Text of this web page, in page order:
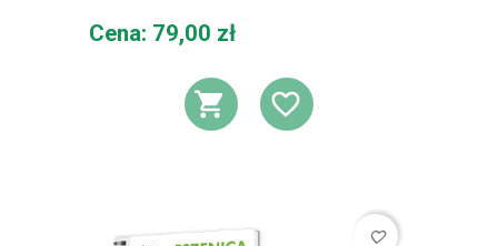
Cena
Cena: 79,00 zł
DODAJ DO
DODAJ DO
favorite_border